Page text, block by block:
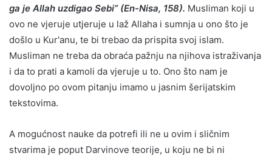
ga je Allah uzdigao Sebi” (En-Nisa, 158). Musliman koji u
ovo ne vjeruje utjeruje u laž Allaha i sumnja u ono što je
došlo u Kur'anu, te bi trebao da prispita svoj islam.
Musliman ne treba da obraća pažnju na njihova istraživanja
i da to prati a kamoli da vjeruje u to. Ono što nam je
dovoljno po ovom pitanju imamo u jasnim šerijatskim
tekstovima.
A mogućnost nauke da potrefi ili ne u ovim i sličnim
stvarima je poput Darvinove teorije, u koju ne bi ni